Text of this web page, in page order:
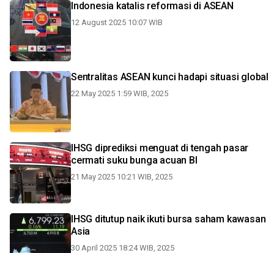
Indonesia katalis reformasi di ASEAN
12 August 2025 10:07 WIB
Sentralitas ASEAN kunci hadapi situasi global
22 May 2025 1:59 WIB, 2025
IHSG diprediksi menguat di tengah pasar
cermati suku bunga acuan BI
21 May 2025 10:21 WIB, 2025
IHSG ditutup naik ikuti bursa saham kawasan
Asia
30 April 2025 18:24 WIB, 2025